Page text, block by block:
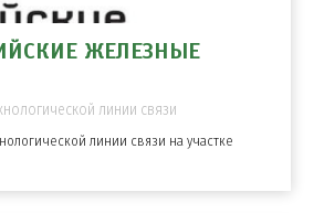
ЖЕЛЕЗНЫЕ
линии связи
линии связи на участке